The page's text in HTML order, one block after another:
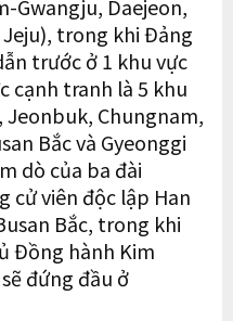
Gwangju, Daejeon,
Jeju), trong khi Đảng
trước ở 1 khu vực
cạnh tranh là 5 khu
Jeonbuk, Chungnam,
Bắc và Gyeonggi
dò của ba đài
cử viên độc lập Han
Bắc, trong khi
Đồng hành Kim
đứng đầu ở